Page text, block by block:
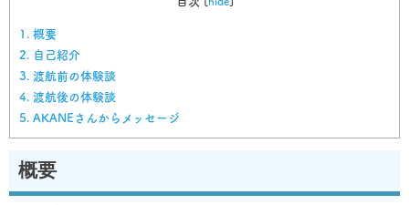
1. 概要
2. 自己紹介
3. 渡航前の体験談
4. 渡航後の体験談
5. AKANEさんからメッセージ
概要